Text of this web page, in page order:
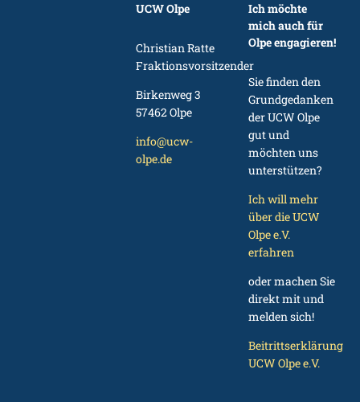
UCW Olpe
Christian Ratte
Fraktionsvorsitzender
Birkenweg 3
57462 Olpe
info@ucw-
olpe.de
Ich möchte
mich auch für
Olpe engagieren!
Sie finden den
Grundgedanken
der UCW Olpe
gut und
möchten uns
unterstützen?
Ich will mehr
über die UCW
Olpe e.V.
erfahren
oder machen Sie
direkt mit und
melden sich!
Beitrittserklärung
UCW Olpe e.V.